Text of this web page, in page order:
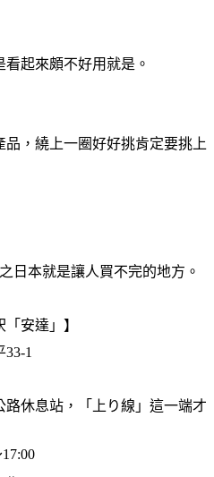
起來頗不好用就是。
，繞上一圈好好挑肯定要挑上
日本就是讓人買不完的地方。
安達」】
1
休息站，「上り線」這一端才